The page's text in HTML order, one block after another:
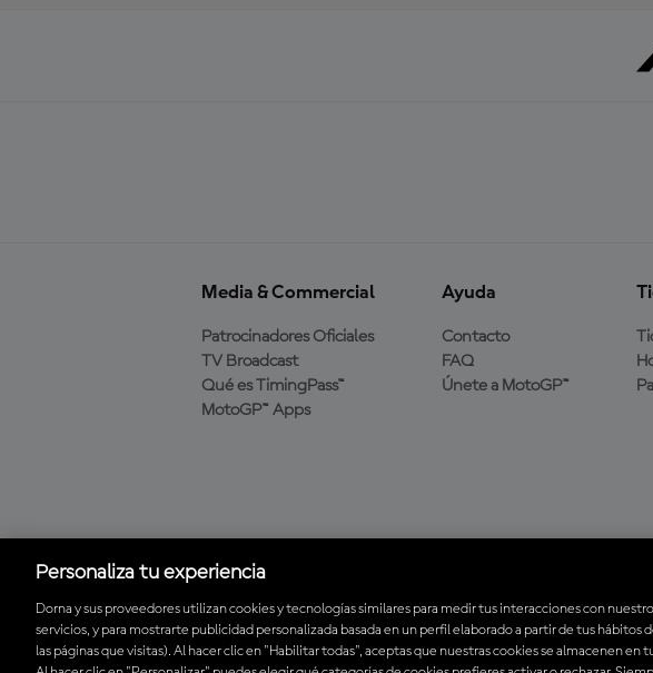
Media & Commercial
Patrocinadores Oficiales
TV Broadcast
Qué es TimingPass™
MotoGP™ Apps
Ayuda
Contacto
FAQ
Únete a MotoGP™
oficial de MotoGP™
© 2026 MotoGP Sports Entertainment Group. Todos los derechos reservados. Todas las
Personaliza tu experiencia
Dorna y sus proveedores utilizan cookies y tecnologías similares para medir tus interacciones con
servicios, y para mostrarte publicidad personalizada basada en un perfil elaborado a partir de tus hábitos
las páginas que visitas). Al hacer clic en "Habilitar todas", aceptas que nuestras cookies se almacenen en